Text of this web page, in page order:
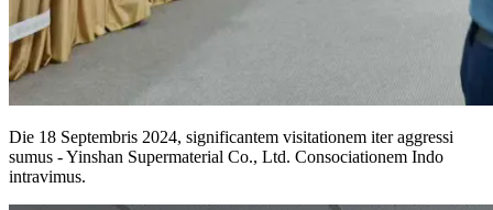
Die 18 Septembris 2024, significantem visitationem iter aggressi
sumus - Yinshan Supermaterial Co., Ltd. Consociationem Indo
intravimus.